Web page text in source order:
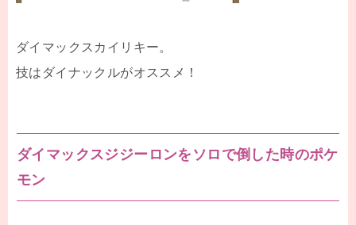
ダイマックスカイリキー。
技はダイナックルがオススメ！
ダイマックスジジーロンをソロで倒した時のポケ
モン